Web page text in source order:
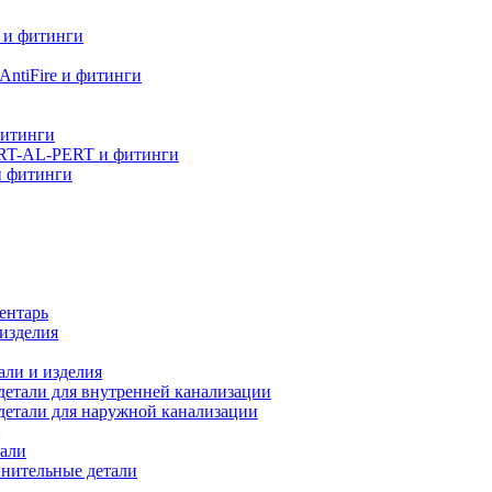
фитинги
и фитинги
AL-PERT и фитинги
фитинги
и изделия
для внутренней канализации
для наружной канализации
детали